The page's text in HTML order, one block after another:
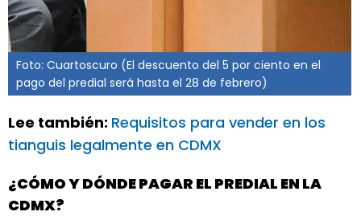
Foto: Cuartoscuro (El descuento del 5 por ciento en el
pago del predial será hasta el 28 de febrero)
Lee también: Requisitos para vender en los
tianguis legalmente en CDMX
¿CÓMO Y DÓNDE PAGAR EL PREDIAL EN LA
CDMX?